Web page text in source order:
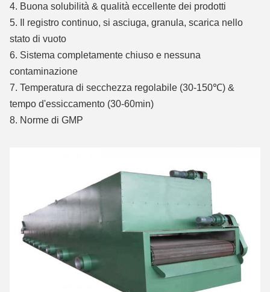
4. Buona solubilità & qualità eccellente dei prodotti
5. Il registro continuo, si asciuga, granula, scarica nello
stato di vuoto
6. Sistema completamente chiuso e nessuna
contaminazione
7. Temperatura di secchezza regolabile (30-150℃) &
tempo d'essiccamento (30-60min)
8. Norme di GMP